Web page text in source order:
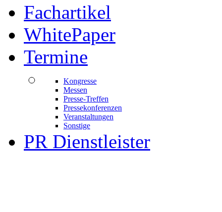
Fachartikel
WhitePaper
Termine
Kongresse
Messen
Presse-Treffen
Pressekonferenzen
Veranstaltungen
Sonstige
PR Dienstleister